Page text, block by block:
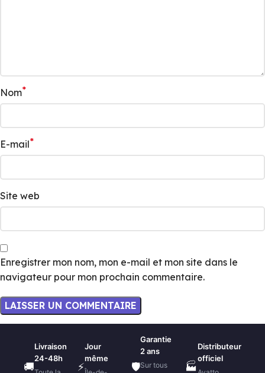
Nom*
E-mail*
Site web
Enregistrer mon nom, mon e-mail et mon site dans le
navigateur pour mon prochain commentaire.
🚚
Livraison
24-48h
⚡
Jour
même
🛡️
Garantie
2 ans
Sur tous
🏭
Distributeur
officiel